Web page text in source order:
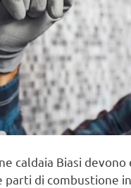
caldaia Biasi
di combustione